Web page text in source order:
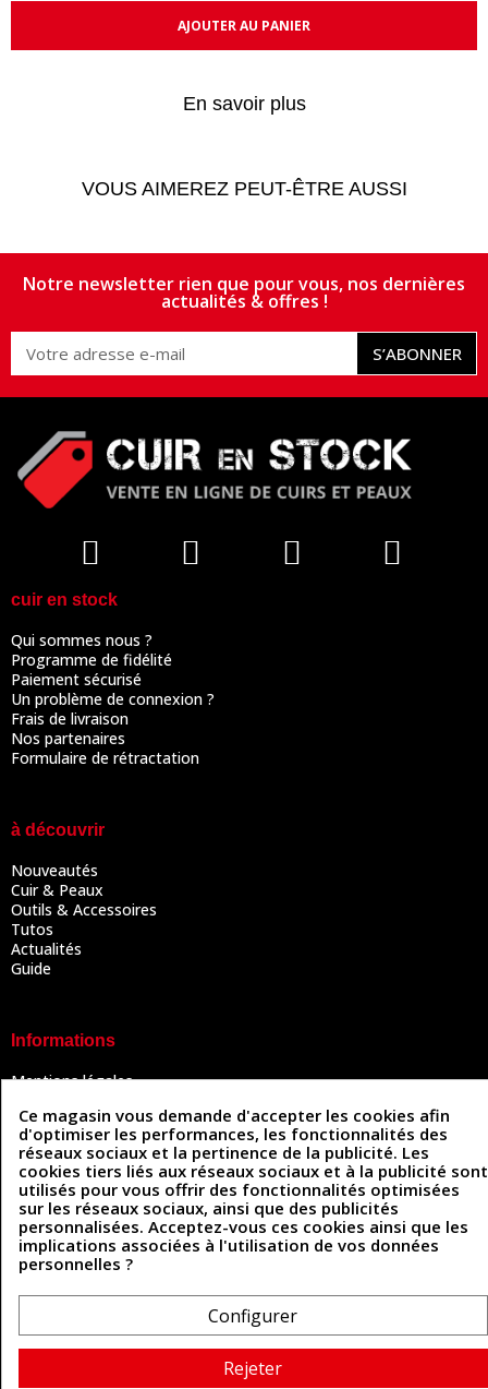
AJOUTER AU PANIER
En savoir plus
VOUS AIMEREZ PEUT-ÊTRE AUSSI
Notre newsletter rien que pour vous, nos dernières
actualités & offres !
S’ABONNER
cuir en stock
Qui sommes nous ?
Programme de fidélité
Paiement sécurisé
Un problème de connexion ?
Frais de livraison
Nos partenaires
Formulaire de rétractation
à découvrir
Nouveautés
Cuir & Peaux
Outils & Accessoires
Tutos
Actualités
Guide
Informations
Mentions légales
Politique de confidentialité
Politique des cookies
Contactez-nous
Coordonnées
493 Chemin de Catougnac
contact@cuirenstock.com
Ce magasin vous demande d'accepter les cookies afin
d'optimiser les performances, les fonctionnalités des
réseaux sociaux et la pertinence de la publicité. Les
cookies tiers liés aux réseaux sociaux et à la publicité sont
utilisés pour vous offrir des fonctionnalités optimisées
sur les réseaux sociaux, ainsi que des publicités
personnalisées. Acceptez-vous ces cookies ainsi que les
implications associées à l'utilisation de vos données
personnelles ?
Configurer
Rejeter